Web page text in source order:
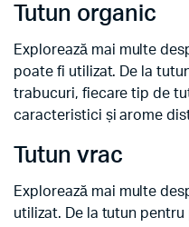
Tutun organic
Explorează mai multe
poate fi utilizat. De la
trabucuri, fiecare tip de
caracteristici și arome
Tutun vrac
Explorează mai multe
utilizat. De la tutun